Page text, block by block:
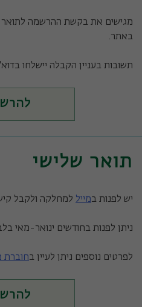
מגישים את בקשת ההרשמה לתואר
באתר.
תשובות בעניין הקבלה יישלחו
תואר שלישי
יש לפנות במייל למחלקה ולקבל
ניתן לפנות בחודשים ינואר-מאי
לפרטים נוספים ניתן לעיין בחוברת